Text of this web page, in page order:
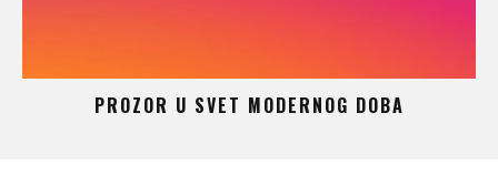
ČUDO KOJE NIKADA NE SPAVA